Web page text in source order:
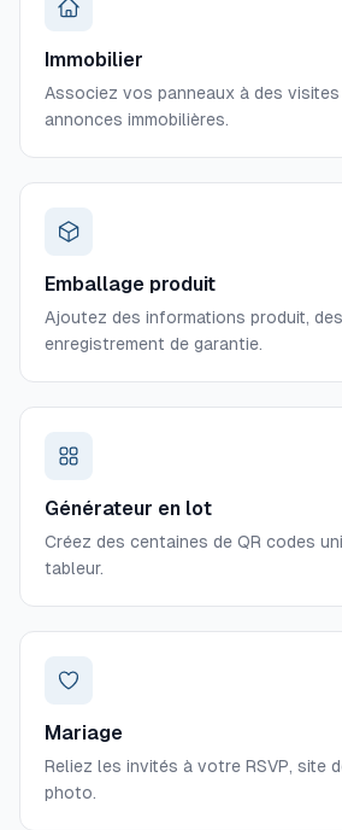
Immobilier
Associez vos panneaux à des
annonces immobilières.
Emballage produit
Ajoutez des informations produit,
enregistrement de garantie.
Générateur en lot
Créez des centaines de QR codes
tableur.
Mariage
Reliez les invités à votre RSVP, site
photo.